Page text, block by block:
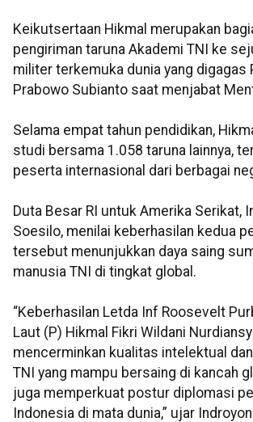
Keikutsertaan Hikmal merupakan
pengiriman taruna Akademi TNI ke
militer terkemuka dunia yang digagas
Prabowo Subianto saat menjabat
Selama empat tahun pendidikan,
studi bersama 1.058 taruna lainnya,
peserta internasional dari berbagai
Duta Besar RI untuk Amerika Serikat,
Soesilo, menilai keberhasilan kedua
tersebut menunjukkan daya saing
manusia TNI di tingkat global.
“Keberhasilan Letda Inf Roosevelt
Laut (P) Hikmal Fikri Wildani
mencerminkan kualitas intelektual
TNI yang mampu bersaing di kancah
juga memperkuat postur diplomasi
Indonesia di mata dunia,” ujar